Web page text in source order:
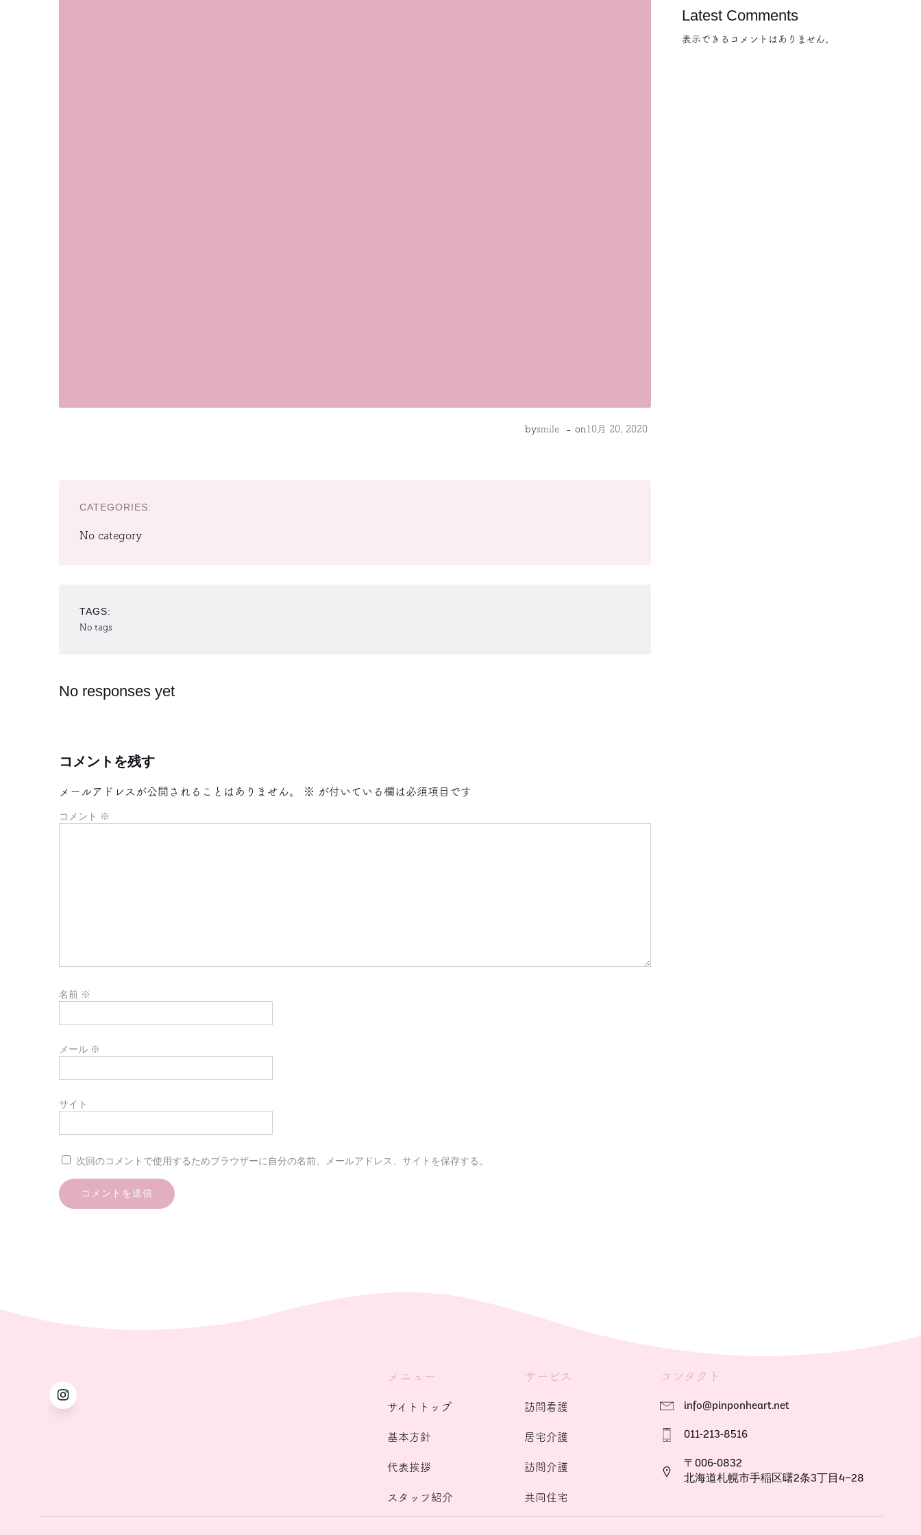
bysmile - on 10月 20, 2020
CATEGORIES:
No category
TAGS:
No tags
No responses yet
コメントを残す
メールアドレスが公開されることはありません。 ※ が付いている欄は必須項目です
コメント ※
名前 ※
メール ※
サイト
次回のコメントで使用するためブラウザーに自分の名前、メールアドレス、サイトを保存する。
Latest Comments
表示できるコメントはありません。
メニュー
サイトトップ
基本方針
代表挨拶
スタッフ紹介
サービス
訪問看護
居宅介護
訪問介護
共同住宅
コンタクト
info@pinponheart.net
011-213-8516
〒006-0832
北海道札幌市手稲区曙2条3丁目4−28